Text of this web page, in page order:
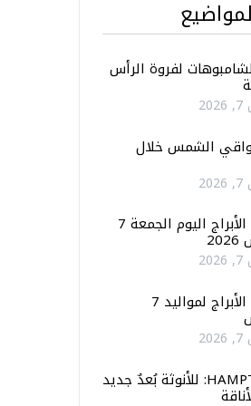
لفروة الرأس
الشمس خلال
توقعـات الأبراج اليوم الجمعة 7
توقعـات الأبراج لمواليد 7
HAMPTON XS: للأنوثة بُعدٌ جديد